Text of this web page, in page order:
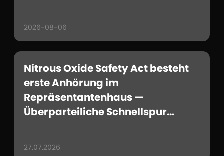
2026-08-06
Nitrous Oxide Safety Act besteht
erste Anhörung im
Repräsentantenhaus —
Überparteiliche Schnellspur
unbeanstandet
27.07.2026